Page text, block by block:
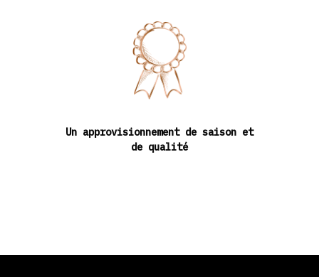
Un approvisionnement de saison et
de qualité